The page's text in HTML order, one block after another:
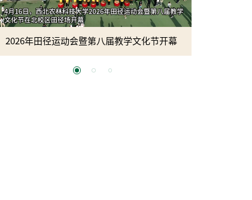
2026年田径运动会暨第八届教学文化节开幕